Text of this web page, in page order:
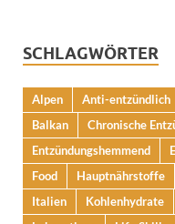
SCHLAGWÖRTER
Alpen Anti-entzündlich
Balkan
Chronische
Entzündungshemmend
Food
Hauptnährstoffe
Italien
Kohlenhydrate